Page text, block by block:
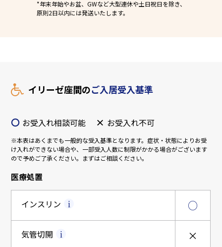
*年末年始やお盆、GWなど大型連休や土日祝日を除き、
原則2日以内には発送いたします。
イリーゼ座間のご入居受入基準
〇 お受入れ相談可能 × お受入れ不可
※本表はあくまでも一般的な受入基準となります。症状・状態によりお受
け入れができない場合や、一部受入人数に制限がかかる場合がございます
ので予めご了承ください。まずはご相談ください。
医療処置
インスリン ○
気管切開 ×